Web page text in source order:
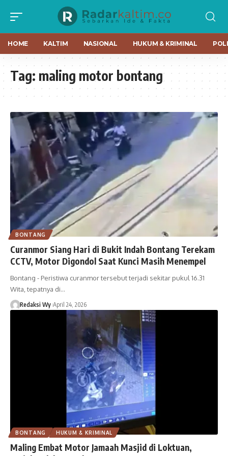
HOME KALTIM NASIONAL HUKUM & KRIMINAL
Tag: maling motor bontang
BONTANG
Curanmor Siang Hari di Bukit Indah Bontang Terekam
CCTV, Motor Digondol Saat Kunci Masih Menempel
Bontang - Peristiwa curanmor tersebut terjadi sekitar pukul 16.31
Wita, tepatnya di…
Redaksi Wy April 24, 2026
BONTANG HUKUM & KRIMINAL
Maling Embat Motor Jamaah Masjid di Loktuan,